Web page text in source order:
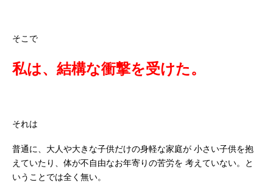
そこで
私は、結構な衝撃を受けた。
それは
普通に、大人や大きな子供だけの身軽な家庭が 小さい子供を抱
えていたり、体が不自由なお年寄りの苦労を 考えていない。と
いうことでは全く無い。